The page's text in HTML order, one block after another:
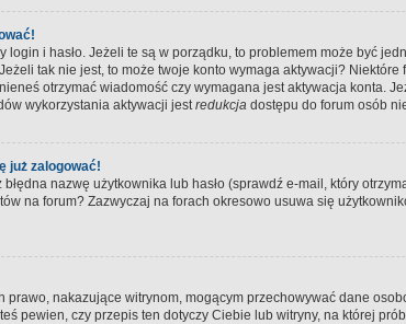
i hasło. Jeżeli te są w porządku, to problemem może być
tak nie jest, to może twoje konto wymaga aktywacji?
otrzymać wiadomość czy wymagana jest aktywacja konta.
wykorzystania aktywacji jestredukcja dostępu do forum osób
już zalogować!
nazwę użytkownika lub hasło (sprawdź e-mail, który
na forum? Zazwyczaj na forach okresowo usuwa się
nakazujące witrynom, mogącym przechowywać dane
pewien, czy przepis ten dotyczy Ciebie lub witryny, na której